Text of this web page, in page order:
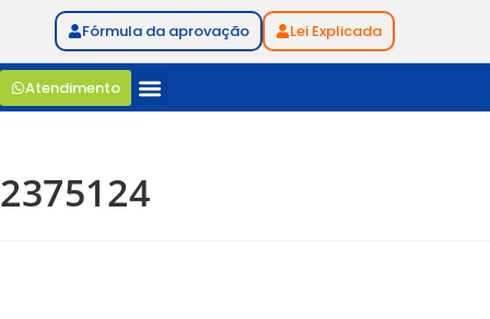
Fórmula da aprovação Lei Explicada
Atendimento
2375124